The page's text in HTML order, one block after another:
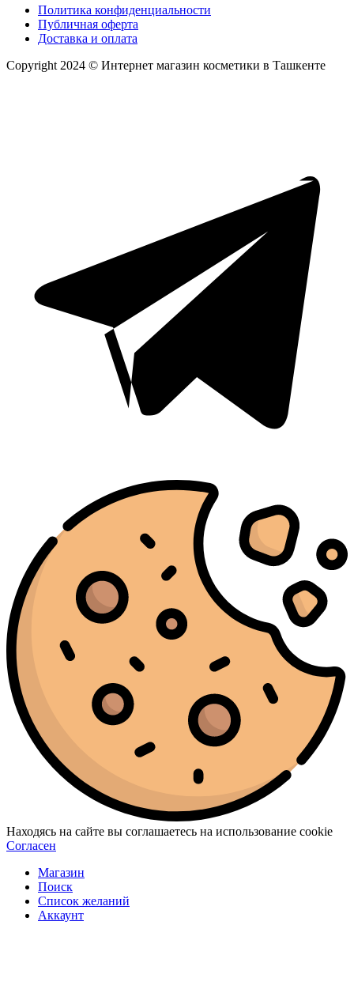
Политика конфиденциальности
Публичная оферта
Доставка и оплата
Copyright 2024 © Интернет магазин косметики в Ташкенте
Находясь на сайте вы соглашаетесь на использование cookie
Согласен
Магазин
Поиск
Список желаний
Аккаунт